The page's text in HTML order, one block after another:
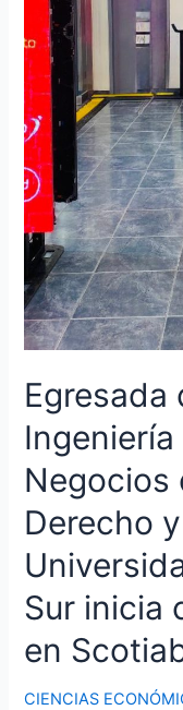
Egresada
Negocios
Derecho
Sur inicia
en
CIENCIAS
Facultad
de
Derecho
y
Economía
en
la
Universidad
Científica
del
Sur
inicia
carrera
profesional
en
Scotiabank